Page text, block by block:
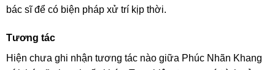
bác sĩ để có biện pháp xử trí kịp thời.
Tương tác
Hiện chưa ghi nhận tương tác nào giữa Phúc Nhãn Khang